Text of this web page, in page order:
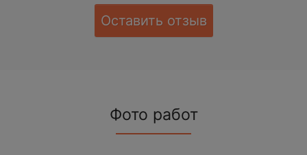
Оставить отзыв
Фото работ